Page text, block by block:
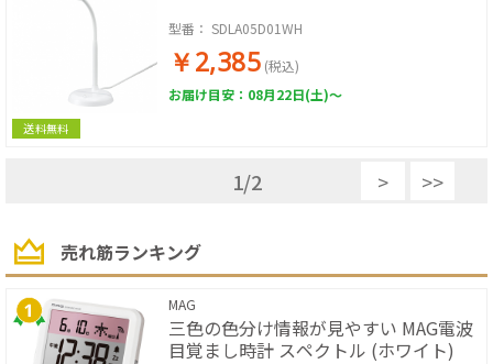
送料無料
型番： SDLA05D01WH
￥2,385 (税込)
お届け目安：08月22日(土)～
1/2 > >>
売れ筋ランキング
MAG
三色の色分け情報が見やすい MAG電波
目覚まし時計 スペクトル (ホワイト)